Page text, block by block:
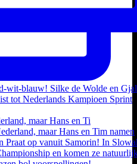
maar Hans en Ti